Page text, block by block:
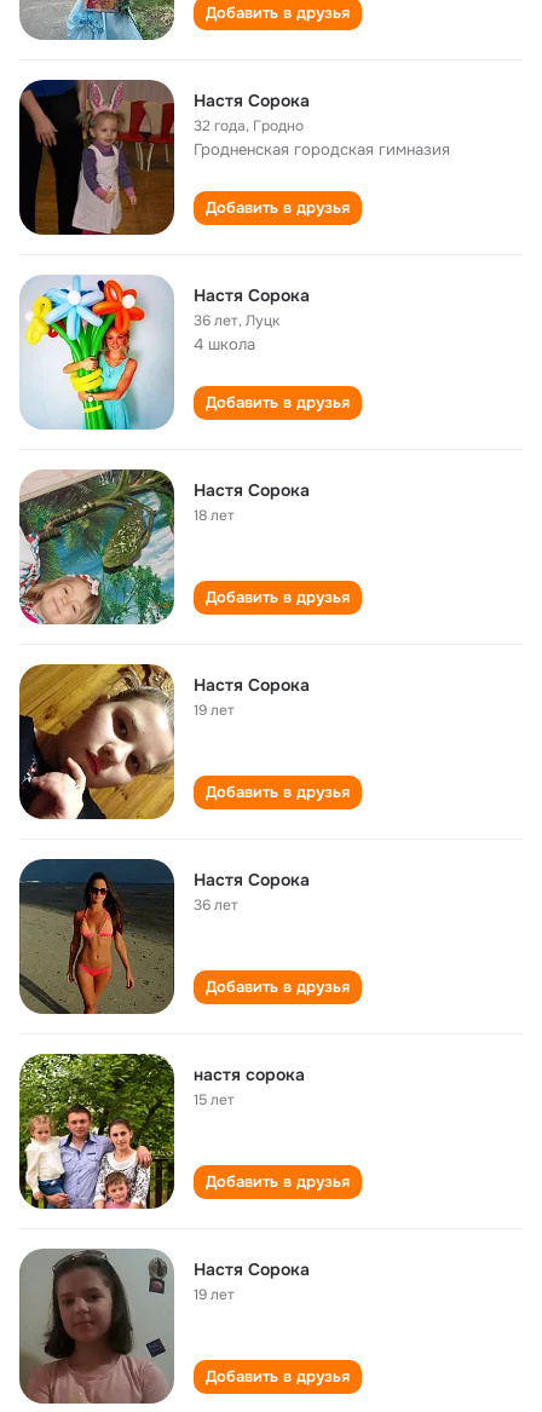
Добавить в друзья
Настя Сорока
32 года, Гродно
Гродненская городская гимназия
Добавить в друзья
Настя Сорока
36 лет,Луцк
4 школа
Добавить в друзья
Настя Сорока
18 лет
Добавить в друзья
Настя Сорока
19 лет
Добавить в друзья
Настя Сорока
36 лет
Добавить в друзья
настя сорока
15 лет
Добавить в друзья
Настя Сорока
19 лет
Добавить в друзья